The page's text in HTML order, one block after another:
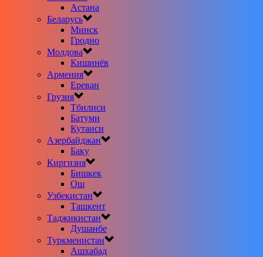
Астана
Беларусь
Минск
Гродно
Молдова
Кишинёв
Армения
Ереван
Грузия
Тбилиси
Батуми
Кутаиси
Азербайджан
Баку
Киргизия
Бишкек
Ош
Узбекистан
Ташкент
Таджикистан
Душанбе
Туркменистан
Ашхабад